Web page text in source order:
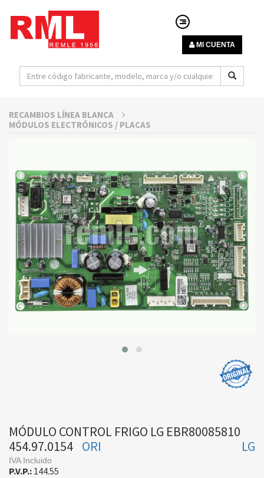
MI CUENTA
RECAMBIOS LÍNEA BLANCA
MÓDULOS ELECTRÓNICOS / PLACAS
MÓDULO CONTROL FRIGO LG EBR80085810
454.97.0154
LG
ORI
IVA Incluido
P.V.P.: 144.55